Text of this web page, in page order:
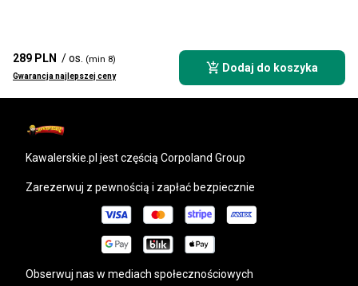
289 PLN / os. (min 8)
Gwarancja najlepszej ceny
Dodaj do koszyka
kawalerskie.pl jest częścią Corpoland Group
Zarezerwuj z pewnością i zapłać bezpiecznie
Obserwuj nas w mediach społecznościowych